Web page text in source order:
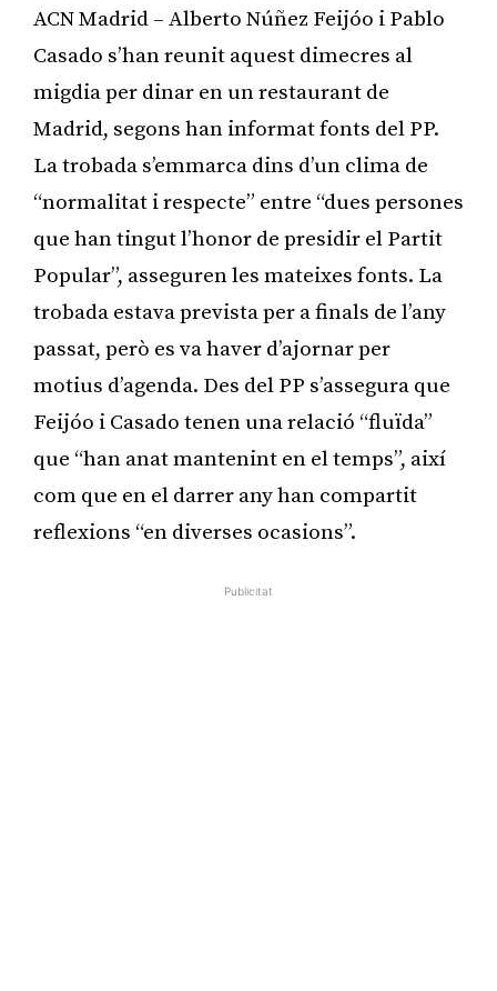
ACN Madrid – Alberto Núñez Feijóo i Pablo
Casado s’han reunit aquest dimecres al
migdia per dinar en un restaurant de
Madrid, segons han informat fonts del PP.
La trobada s’emmarca dins d’un clima de
“normalitat i respecte” entre “dues persones
que han tingut l’honor de presidir el Partit
Popular”, asseguren les mateixes fonts. La
trobada estava prevista per a finals de l’any
passat, però es va haver d’ajornar per
motius d’agenda. Des del PP s’assegura que
Feijóo i Casado tenen una relació “fluïda”
que “han anat mantenint en el temps”, així
com que en el darrer any han compartit
reflexions “en diverses ocasions”.
Publicitat